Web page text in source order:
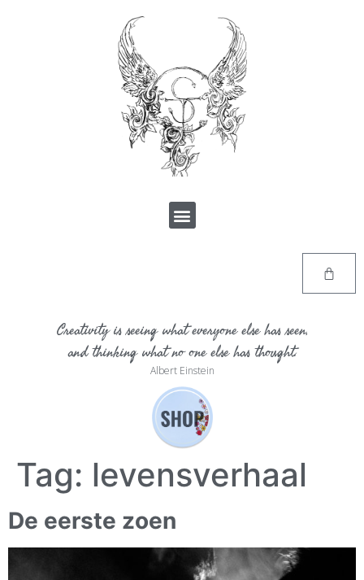
Creativity is seeing what everyone else has seen,
and thinking what no one else has thought.
Albert Einstein
Tag: levensverhaal
De eerste zoen